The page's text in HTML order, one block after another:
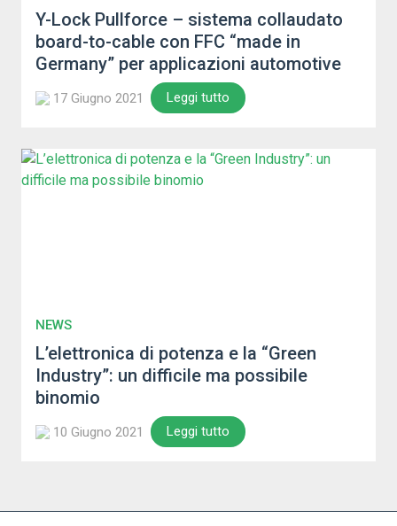
Y-Lock Pullforce – sistema collaudato
board-to-cable con FFC “made in
Germany” per applicazioni automotive
17 Giugno 2021 Leggi tutto
NEWS
L’elettronica di potenza e la “Green
Industry”: un difficile ma possibile
binomio
10 Giugno 2021 Leggi tutto